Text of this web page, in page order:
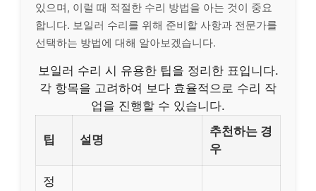
있으며, 이럴 때 적절한 수리 방법을 아는 것이 중요
합니다. 보일러 수리를 위해 준비할 사항과 전문가를
선택하는 방법에 대해 알아보겠습니다.
보일러 수리 시 유용한 팁을 정리한 표입니다.
각 항목을 고려하여 보다 효율적으로 수리 작
업을 진행할 수 있습니다.
팁 설명
추천하는 경
우
정